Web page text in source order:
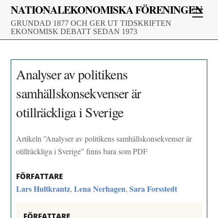
Skip
content
NATIONALEKONOMISKA FÖRENINGEN
GRUNDAD 1877 OCH GER UT TIDSKRIFTEN
EKONOMISK DEBATT SEDAN 1973
Analyser av politikens
samhällskonsekvenser är
otillräckliga i Sverige
Artikeln ”Analyser av politikens samhällskonsekvenser är
otillräckliga i Sverige” finns bara som PDF
FÖRFATTARE
Lars Hultkrantz,Lena Nerhagen,Sara Forsstedt
FÖRFATTARE